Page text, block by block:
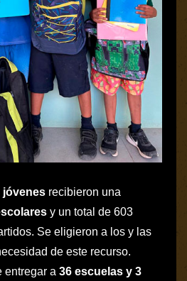
jóvenes recibieron una
y un total de 603
Se eligieron a los y las
de este recurso.
entregar a 36 escuelas y 3